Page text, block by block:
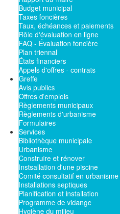
Budget municipal
Taxes foncières
Taux, échéances et paiements
Rôle d'évaluation en ligne
FAQ - Évaluation foncière
Plan triennal
États financiers
Appels d'offres - contrats
Greffe
Avis publics
Offres d'emplois
Règlements municipaux
Règlements d'urbanisme
Formulaires
Services
Bibliothèque municipale
Urbanisme
Construire et rénover
Instsallation d'une piscine
Comité consultatif en urbanisme
Installations septiques
Planification et installation
Programme de vidange
Hygiène du milieu